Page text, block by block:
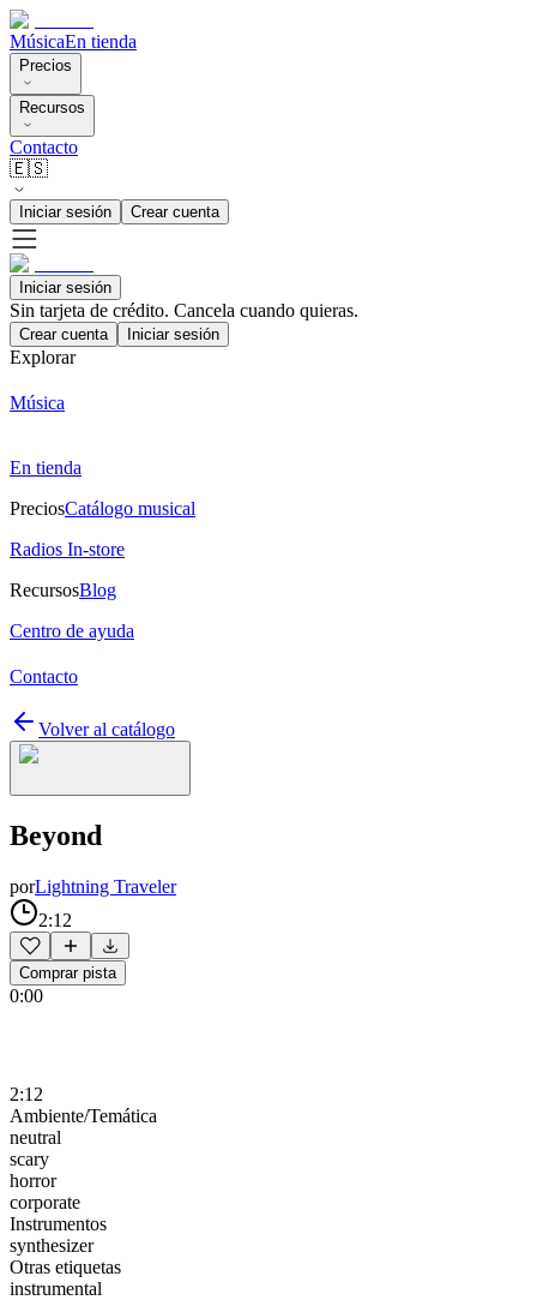
MúsicaEn tienda
Precios
Recursos
Contacto
🇪🇸
Iniciar sesión Crear cuenta
Iniciar sesión
Sin tarjeta de crédito. Cancela cuando quieras.
Crear cuenta Iniciar sesión
Explorar
Música
En tienda
PreciosCatálogo musical
Radios In-store
RecursosBlog
Centro de ayuda
Contacto
Volver al catálogo
Beyond
porLightning Traveler
2:12
Comprar pista
0:00
2:12
Ambiente/Temática
neutral
scary
horror
corporate
Instrumentos
synthesizer
Otras etiquetas
instrumental